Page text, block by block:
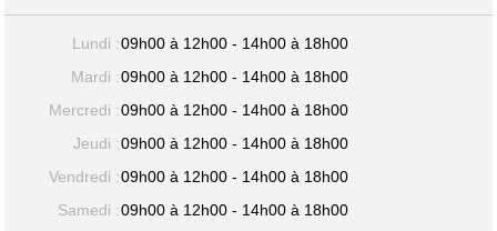
Lundi :09h00 à 12h00 - 14h00 à 18h00
Mardi :09h00 à 12h00 - 14h00 à 18h00
Mercredi :09h00 à 12h00 - 14h00 à 18h00
Jeudi :09h00 à 12h00 - 14h00 à 18h00
Vendredi :09h00 à 12h00 - 14h00 à 18h00
Samedi :09h00 à 12h00 - 14h00 à 18h00